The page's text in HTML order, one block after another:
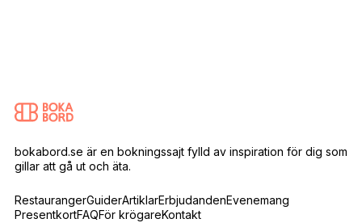
bokabord.se är en bokningssajt fylld av inspiration för dig som
gillar att gå ut och äta.
RestaurangerGuiderArtiklarErbjudandenEvenemang
PresentkortFAQFör krögareKontakt